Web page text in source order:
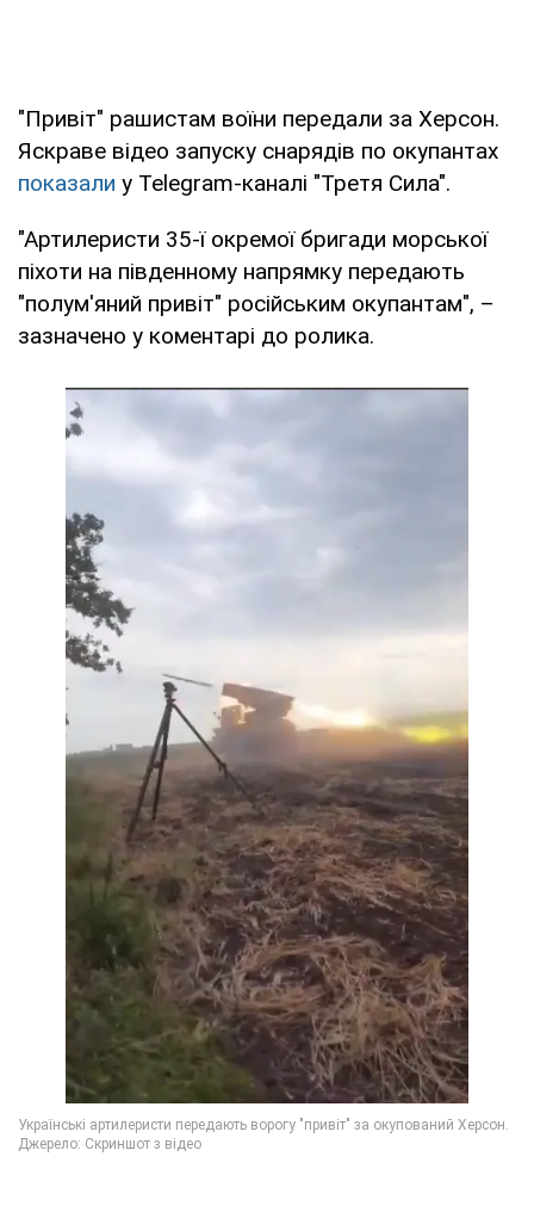
"Привіт" рашистам воїни передали за Херсон.
Яскраве відео запуску снарядів по окупантах
показали у Telegram-каналі "Третя Сила".
"Артилеристи 35-ї окремої бригади морської
піхоти на південному напрямку передають
"полум'яний привіт" російським окупантам", –
зазначено у коментарі до ролика.